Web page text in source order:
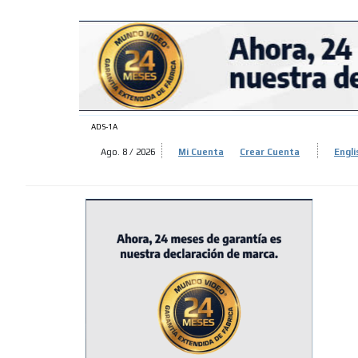
ADS-1A
Ago. 8 / 2026 Mi Cuenta Crear Cuenta